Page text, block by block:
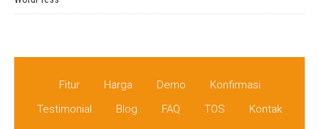
Fitur Harga Demo
Konfirmasi
Testimonial
Blog FAQ TOS
Kontak